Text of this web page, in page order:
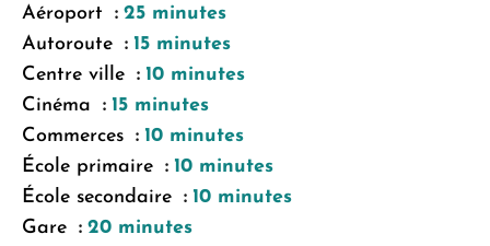
Aéroport
25 minutes
Autoroute
15 minutes
Centre ville
10 minutes
Cinéma
15 minutes
Commerces
10 minutes
École primaire
10 minutes
École secondaire
10 minutes
Gare
20 minutes